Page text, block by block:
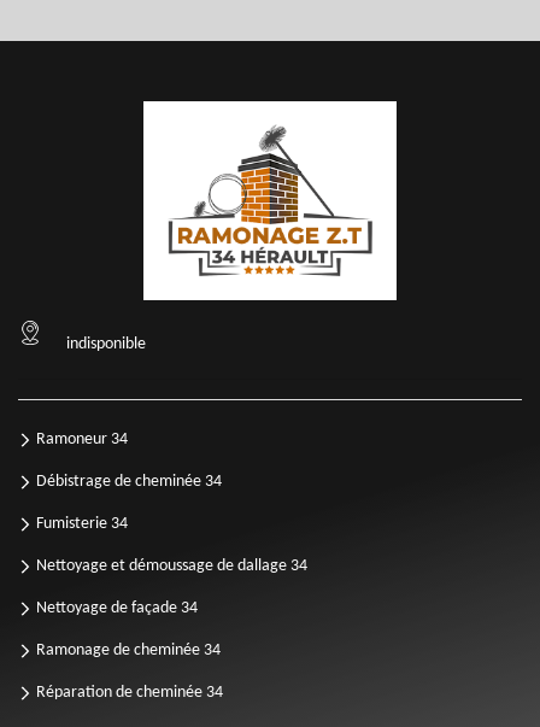
indisponible
Ramoneur 34
Débistrage de cheminée 34
Fumisterie 34
Nettoyage et démoussage de dallage 34
Nettoyage de façade 34
Ramonage de cheminée 34
Réparation de cheminée 34